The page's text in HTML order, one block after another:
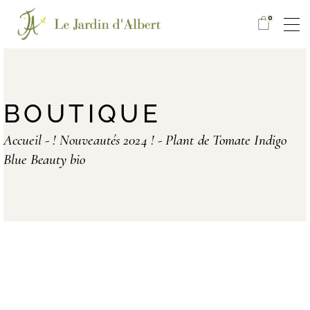
0
BOUTIQUE
Accueil ! Nouveautés 2024 !
Plant de Tomate Indigo
Blue Beauty bio